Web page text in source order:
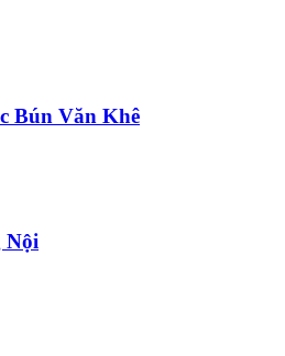
Bún Văn Khê
Nội